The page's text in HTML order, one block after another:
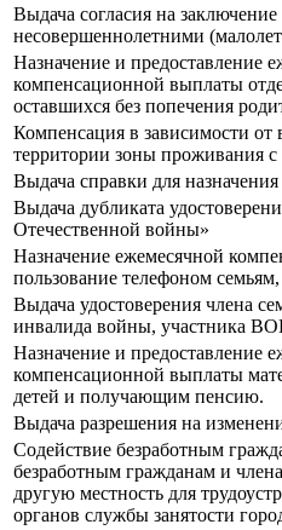
Выдача согласия на
несовершеннолетними
Назначение и предоставление
компенсационной выплаты
оставшихся без попечения
Компенсация в зависимости
территории зоны проживания с
Выдача справки для
Выдача дубликата
Отечественной войны»
Назначение ежемесячной
пользование телефоном
Выдача удостоверения члена
инвалида войны, участника
Назначение и предоставление
компенсационной выплаты
детей и получающим пенсию.
Выдача разрешения на
Содействие безработным
безработным гражданам и
другую местность для
органов службы занятости